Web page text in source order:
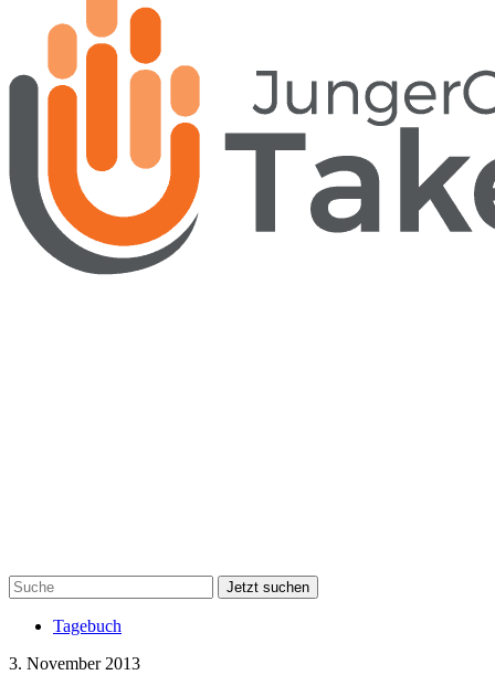
Jetzt suchen
Tagebuch
3. November 2013